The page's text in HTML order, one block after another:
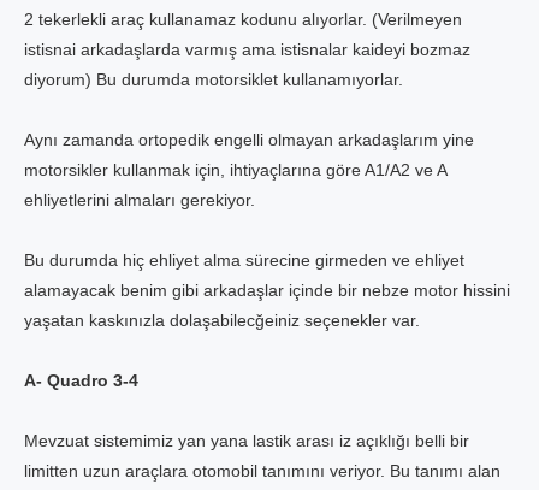
2 tekerlekli araç kullanamaz kodunu alıyorlar. (Verilmeyen
istisnai arkadaşlarda varmış ama istisnalar kaideyi bozmaz
diyorum) Bu durumda motorsiklet kullanamıyorlar.
Aynı zamanda ortopedik engelli olmayan arkadaşlarım yine
motorsikler kullanmak için, ihtiyaçlarına göre A1/A2 ve A
ehliyetlerini almaları gerekiyor.
Bu durumda hiç ehliyet alma sürecine girmeden ve ehliyet
alamayacak benim gibi arkadaşlar içinde bir nebze motor hissini
yaşatan kaskınızla dolaşabilecğeiniz seçenekler var.
A- Quadro 3-4
Mevzuat sistemimiz yan yana lastik arası iz açıklığı belli bir
limitten uzun araçlara otomobil tanımını veriyor. Bu tanımı alan